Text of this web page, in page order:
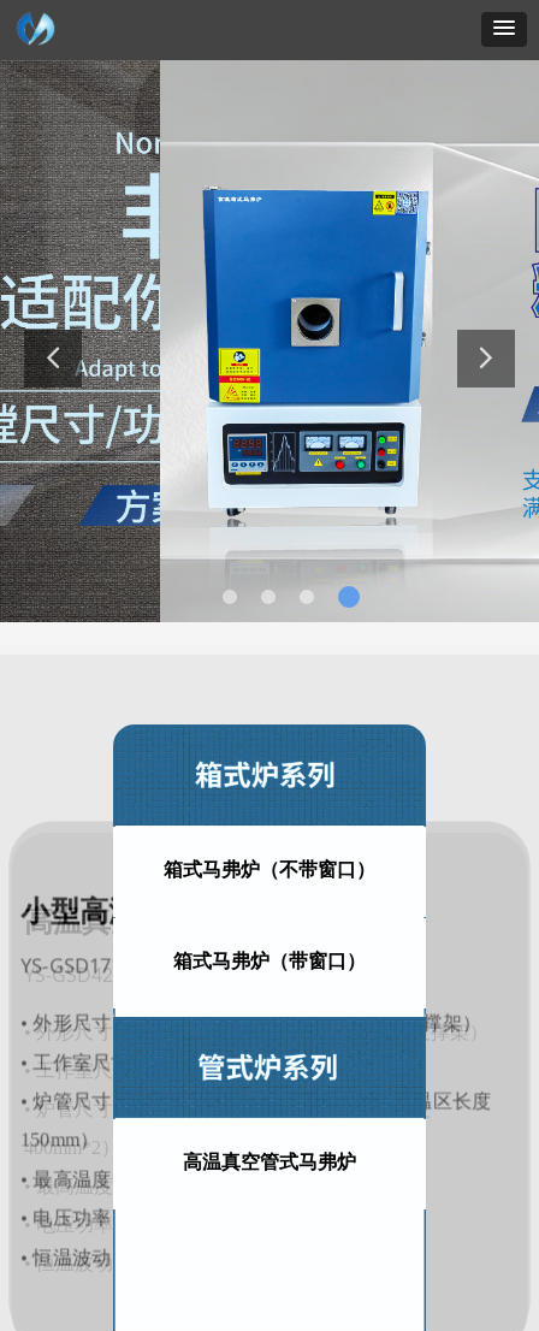
联系电话：15616161617 联系地址
小型高温真空管式炉
YS-GSD171-17
• 外形尺寸：深790*宽418*高659mm（含左右支撑架）
• 工作室尺寸：长170*宽130*高120mm
• 炉管尺寸：外径60*内径50*长度1000mm（恒温区长度
150mm）
• 最高温度：1650度（≤30min）
• 电压功率：AC220V/2.5KW
• 恒温波动：±1℃
箱式马弗炉（不带窗口）
箱式马弗炉（带窗口）
高温真空管式马弗炉